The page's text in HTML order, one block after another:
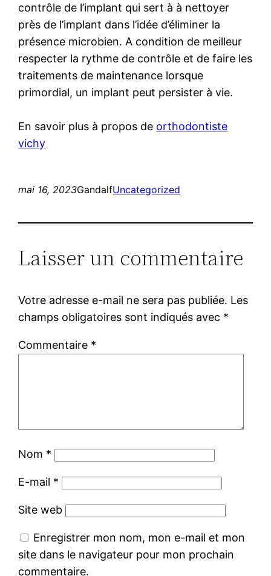
contrôle de l’implant qui sert à à nettoyer
près de l’implant dans l’idée d’éliminer la
présence microbien. A condition de meilleur
respecter la rythme de contrôle et de faire les
traitements de maintenance lorsque
primordial, un implant peut persister à vie.
En savoir plus à propos de orthodontiste
vichy
mai 16, 2023GandalfUncategorized
Laisser un commentaire
Votre adresse e-mail ne sera pas publiée. Les
champs obligatoires sont indiqués avec *
Commentaire *
Nom *
E-mail *
Site web
Enregistrer mon nom, mon e-mail et mon
site dans le navigateur pour mon prochain
commentaire.